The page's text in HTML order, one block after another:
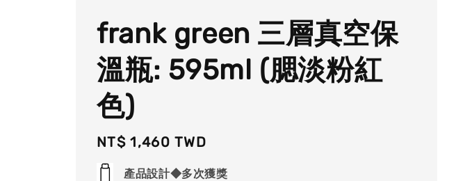
frank green 三層真空保
溫瓶: 595ml (腮淡粉紅
色)
Regular
price
NT$ 1,460 TWD
產品設計◆多次獲獎